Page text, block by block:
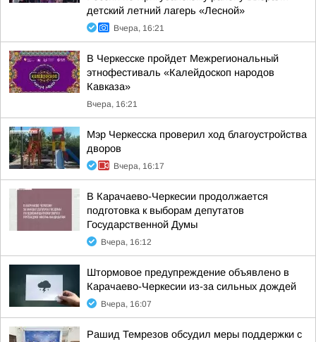
детский летний лагерь «Лесной»
Вчера, 16:21
В Черкесске пройдет Межрегиональный
этнофестиваль «Калейдоскоп народов
Кавказа»
Вчера, 16:21
Мэр Черкесска проверил ход благоустройства
дворов
Вчера, 16:17
В Карачаево-Черкесии продолжается
подготовка к выборам депутатов
Государственной Думы
Вчера, 16:12
Штормовое предупреждение объявлено в
Карачаево-Черкесии из-за сильных дождей
Вчера, 16:07
Рашид Темрезов обсудил меры поддержки с